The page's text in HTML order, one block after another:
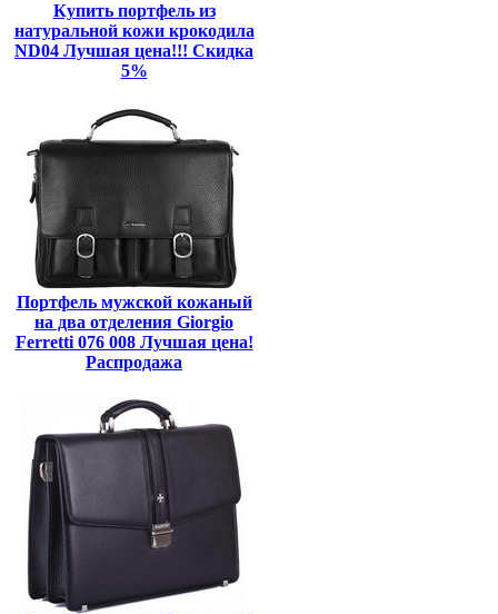
Купить портфель из
натуральной кожи крокодила
ND04 Лучшая цена!!! Скидка
5%
Портфель мужской кожаный
на два отделения Giorgio
Ferretti 076 008 Лучшая цена!
Распродажа